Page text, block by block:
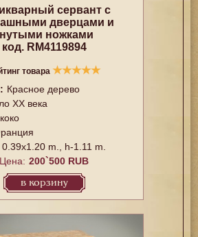
сервант с
дверцами и
ножками
код. RM4119894
товара ★★★★★
Красное дерево
XX века
0.39x1.20 m., h-1.11 m.
Цена: 200`500 RUB
в корзину